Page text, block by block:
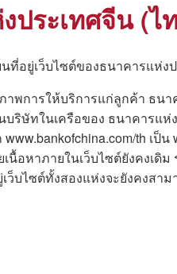
ประเทศจีน (
นที่อยู่เว็บไซต์ของธนาคารแห่
พการให้บริการแก่ลูกค้า ธนา
ริษัทในเครือของ ธนาคารแห่
th เป็
นื้อหาภายในเว็บไซต์ยังคงเดิ
ว็บไซต์ทั้งสองแห่งจะยังคงสา